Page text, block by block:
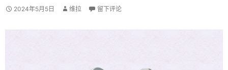
2024年5月5日 维拉 留下评论